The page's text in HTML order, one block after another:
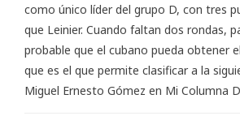
como único líder del grupo D, con tres
que Leinier. Cuando faltan dos rondas,
probable que el cubano pueda obtener
que es el que permite clasificar a la
Miguel Ernesto Gómez en Mi Columna